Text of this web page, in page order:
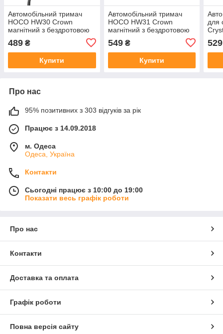
Автомобільний тримач
HOCO HW30 Crown
магнітний з бездротовою
489 ₴
Купити
Автомобільний тримач
HOCO HW31 Crown
магнітний з бездротовою
549₴
Купити
для
15W
529
Про нас
95% позитивних з 303 відгуків за рік
Працює з 14.09.2018
м. Одеса
Одеса, Україна
Контакти
Сьогодні працює з 10:00 до 19:00
Показати весь графік роботи
Про нас
Контакти
Доставка та оплата
Графік роботи
Повна версія сайту